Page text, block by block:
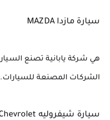
سيارة مازدا MAZDA
الشركات المصنعة للسيارات.
سيارة شيفروليه Chevrolet